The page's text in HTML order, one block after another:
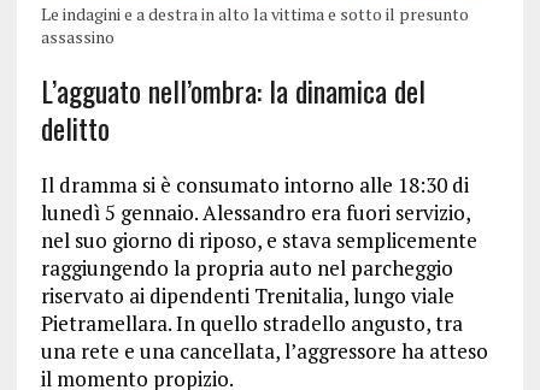
Le indagini e a destra in alto la vittima e sotto il presunto
assassino
L’agguato nell’ombra: la dinamica del
delitto
Il dramma si è consumato intorno alle 18:30 di
lunedì 5 gennaio. Alessandro era fuori servizio,
nel suo giorno di riposo, e stava semplicemente
raggiungendo la propria auto nel parcheggio
riservato ai dipendenti Trenitalia, lungo viale
Pietramellara. In quello stradello angusto, tra
una rete e una cancellata, l’aggressore ha atteso
il momento propizio.